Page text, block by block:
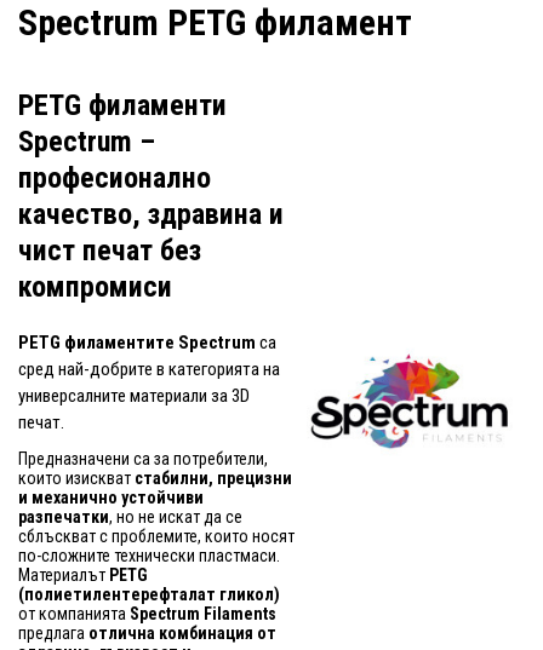
Spectrum PETG филамент
PETG филаменти
Spectrum –
професионално
качество, здравина и
чист печат без
компромиси
PETG филаментите Spectrum са
сред най-добрите в категорията на
универсалните материали за 3D
печат.
Предназначени са за потребители,
които изискват стабилни, прецизни
и механично устойчиви
разпечатки, но не искат да се
сблъскват с проблемите, които носят
по-сложните технически пластмаси.
Материалът PETG
(полиетилентерефталат гликол)
от компанията Spectrum Filaments
предлага отлична комбинация от